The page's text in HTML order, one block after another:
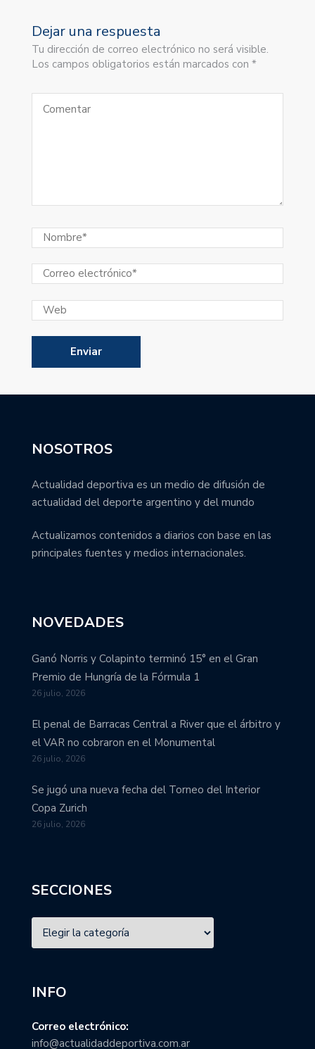
Dejar una respuesta
Tu dirección de correo electrónico no será visible.
Los campos obligatorios están marcados con *
NOSOTROS
Actualidad deportiva es un medio de difusión de
actualidad del deporte argentino y del mundo
Actualizamos contenidos a diarios con base en las
principales fuentes y medios internacionales.
NOVEDADES
Ganó Norris y Colapinto terminó 15° en el Gran
Premio de Hungría de la Fórmula 1
26 julio, 2026
El penal de Barracas Central a River que el árbitro y
el VAR no cobraron en el Monumental
26 julio, 2026
Se jugó una nueva fecha del Torneo del Interior
Copa Zurich
26 julio, 2026
SECCIONES
INFO
Correo electrónico:
info@actualidaddeportiva.com.ar